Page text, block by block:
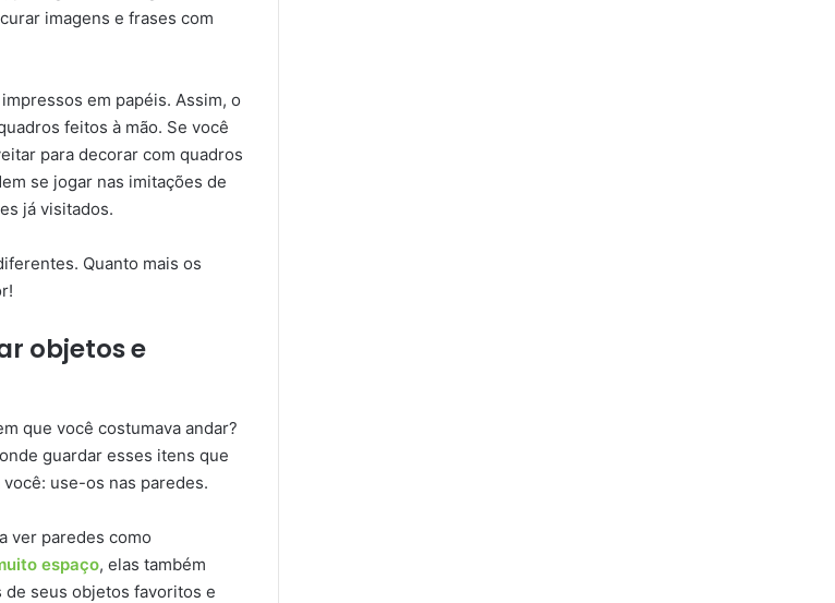
imagens e frases com
em papéis. Assim, o
feitos à mão. Se você
para decorar com quadros
se jogar nas imitações de
já visitados.
Quanto mais os
objetos e
que você costumava andar?
guardar esses itens que
use-os nas paredes.
ver paredes como
espaço, elas também
de seus objetos favoritos e